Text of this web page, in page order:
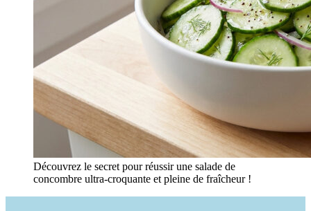
Découvrez le secret pour réussir une salade de
concombre ultra-croquante et pleine de fraîcheur !